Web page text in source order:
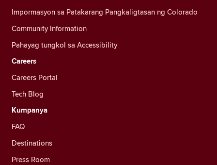
Impormasyon sa Patakarang Pangkaligtasan ng Colorado
Community Information
Pahayag tungkol sa Accessibility
Careers
Careers Portal
Tech Blog
Kumpanya
FAQ
Destinations
Press Room